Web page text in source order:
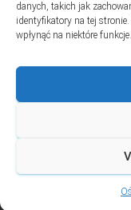
danych, takich jak
identyfikatory na tej
wpłynąć na niektóre funkcje.
Email
Hestia |
Prywatność i pliki
Kontynuując korzystanie